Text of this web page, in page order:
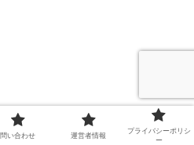
問い合わせ 運営者情報
プライバシーポリシ
ー